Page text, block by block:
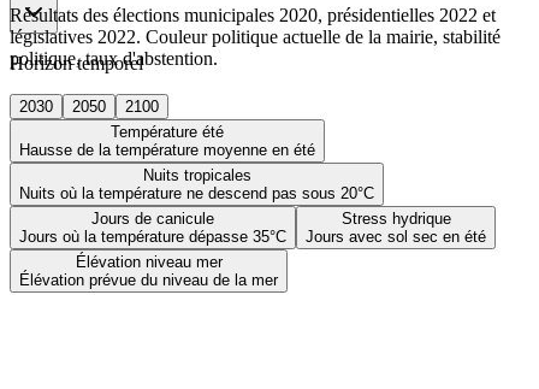
Horizon temporel
2030 2050
2100
Température été
Hausse de la température moyenne en été
Nuits tropicales
Nuits où la température ne descend pas sous 20°C
Jours de canicule
Jours où la température dépasse 35°C
Stress hydrique
Jours avec sol sec en été
Élévation niveau mer
Élévation prévue du niveau de la mer
Résultats des élections municipales 2020, présidentielles 2022 et
législatives 2022. Couleur politique actuelle de la mairie, stabilité
politique, taux d'abstention.